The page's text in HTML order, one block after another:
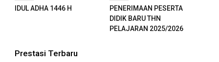
IDUL ADHA 1446 H
PENERIMAAN PESERTA
DIDIK BARU THN
PELAJARAN 2025/2026
Prestasi Terbaru